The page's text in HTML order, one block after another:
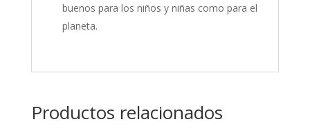
buenos para los niños y niñas como para el
planeta.
Productos relacionados